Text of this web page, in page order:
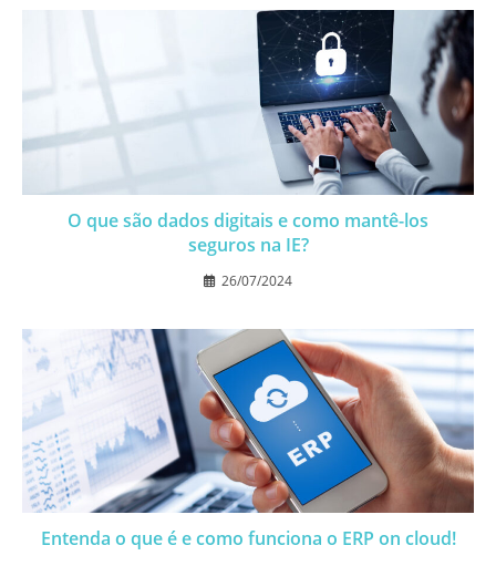
O que são dados digitais e como mantê-los
seguros na IE?
26/07/2024
Entenda o que é e como funciona o ERP on cloud!